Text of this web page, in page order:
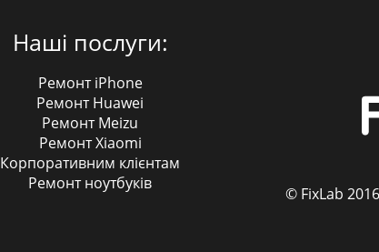
Наші послуги:
Ремонт iPhone
Ремонт Huawei
Ремонт Meizu
Ремонт Xiaomi
Корпоративним клієнтам
Ремонт ноутбуків
© FixLab